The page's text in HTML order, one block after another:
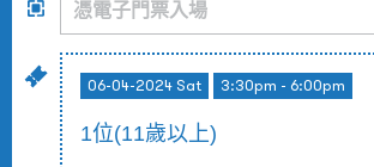
06-04-2024 Sat 3:30pm - 6:00pm
1位(11歲以上)